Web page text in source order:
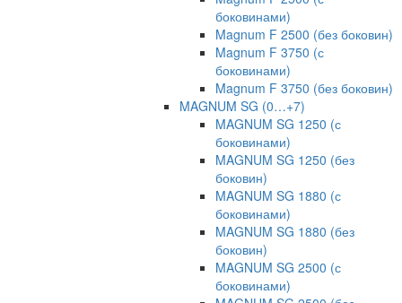
боковинами)
Magnum F 2500 (без боковин)
Magnum F 3750 (с
боковинами)
Magnum F 3750 (без боковин)
MAGNUM SG (0…+7)
MAGNUM SG 1250 (с
боковинами)
MAGNUM SG 1250 (без
боковин)
MAGNUM SG 1880 (с
боковинами)
MAGNUM SG 1880 (без
боковин)
MAGNUM SG 2500 (с
боковинами)